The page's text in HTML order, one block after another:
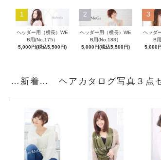
1
ヘッダー用（横長）WE
B用(No.175）
5,000円(税込5,500円)
2
ヘッダー用（横長）WE
B用(No.188）
5,000円(税込5,500円)
3
ヘッダ
B
5,000
…新着… ヘアカタログ写真３点